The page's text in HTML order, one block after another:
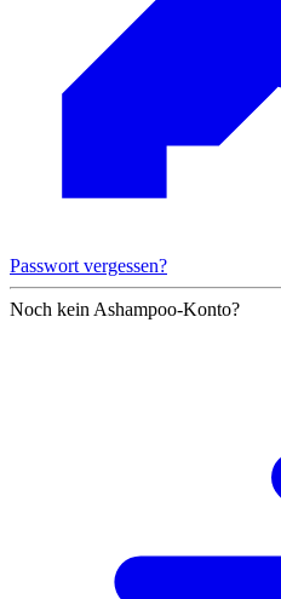
Passwort vergessen?
Noch kein Ashampoo-Konto?